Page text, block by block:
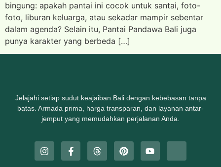
bingung: apakah pantai ini cocok untuk santai, foto-
foto, liburan keluarga, atau sekadar mampir sebentar
dalam agenda? Selain itu, Pantai Pandawa Bali juga
punya karakter yang berbeda […]
Jelajahi setiap sudut keajaiban Bali dengan kebebasan tanpa
batas. Armada prima, harga transparan, dan layanan antar-
jemput yang memudahkan perjalanan Anda.